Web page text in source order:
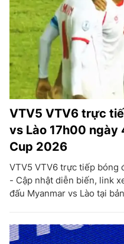
VTV5 VTV6 trực
vs Lào 17h00 ngày
Cup 2026
VTV5 VTV6 trực tiếp bóng
- Cập nhật diễn biến, link
đấu Myanmar vs Lào tại